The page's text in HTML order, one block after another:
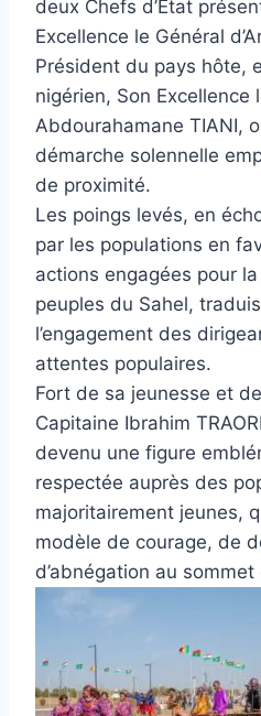
deux Chefs d’État
Excellence le Général
Président du pays hôte,
nigérien, Son Excellence
Abdourahamane TIANI,
démarche solennelle
de proximité.
Les poings levés, en
par les populations en
actions engagées pour
peuples du Sahel,
l’engagement des
attentes populaires.
Fort de sa jeunesse et
Capitaine Ibrahim
devenu une figure
respectée auprès des
majoritairement jeunes,
modèle de courage, de
d’abnégation au